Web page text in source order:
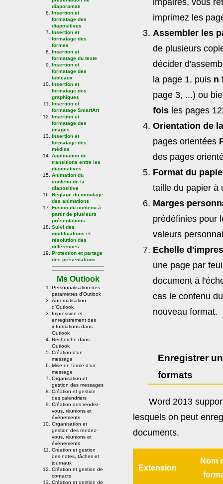
diaporamas
Insertion et
formatage des
diapositives
Insertion et
formatage des
formes
Insertion et
formatage du texte
Insertion et
formatage des
tableaux
Insertion et
formatage des
graphiques
Insertion et
formatage SmartArt
Insertion et
formatage des
images
Insertion et
formatage des
médias
Application de
transitions entre les
diapositives
Animation du
contenu de la
diapositive
Réglage du minutage
des animations
Fusion du contenu à
partir de plusieurs
présentations
Suivi des
modifications et
résolution des
différences
Protection et partage
des présentations
Ms Outlook
Personnalisation des
paramètres d'Outlook
Automatisation
d'Outlook
Impression et
enregistrement des
informations dans
Outlook
Recherche dans
Outlook
Création d'un
message
Mise en forme d'un
message
Organisation et
gestion des messages
Création et gestion
des calendriers
Création des rendez-
vous, réunions et
événements
Organisation et
gestion des rendez-
vous, réunions et
événements
Création et gestion
des notes, tâches et
journaux
Création et gestion de
contacts
Création et gestion de
imprimez les
Assembler les
de plusieurs
décider
la page 1, puis n
page 3, ...) ou
fois les pages
Orientation de
pages orientées
des pages
Format du
taille du papier à
Marges
prédéfinies pour
valeurs
Echelle
une page par
document à
cas le contenu
nouveau format.
Enregistrer
formats
Word 2013
lesquels on peut
documents.
Extension
Nom